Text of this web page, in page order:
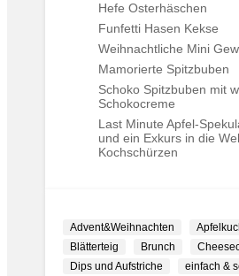
Hefe Osterhäschen
Funfetti Hasen Kekse
Weihnachtliche Mini
Mamorierte Spitzbuben
Schoko Spitzbuben mit
Schokocreme
Last Minute Apfel-
und ein Exkurs in die
Kochschürzen
Advent&Weihnachten
Blätterteig
Brunch
Dips und Aufstriche
einfach &